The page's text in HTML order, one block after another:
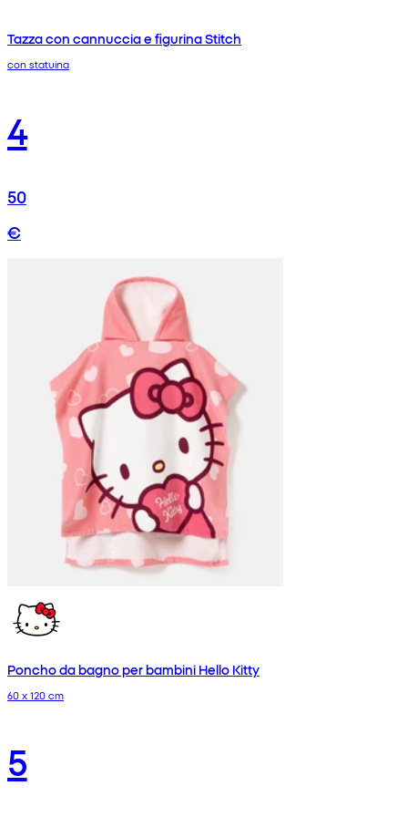
Tazza con cannuccia e figurina Stitch
con statuina
4
50
€
Poncho da bagno per bambini Hello Kitty
60 x 120 cm
5